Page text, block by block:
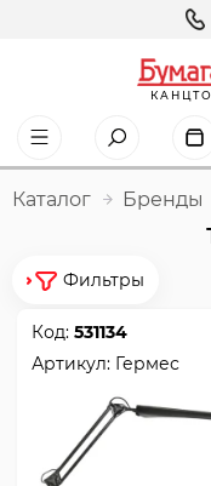
Каталог Бренды
Фильтры
Код:531134
Артикул: Гермес